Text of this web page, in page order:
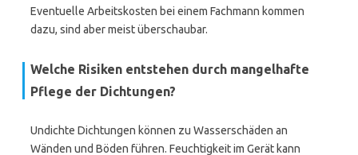
Eventuelle Arbeitskosten bei einem Fachmann kommen
dazu, sind aber meist überschaubar.
Welche Risiken entstehen durch mangelhafte
Pflege der Dichtungen?
Undichte Dichtungen können zu Wasserschäden an
Wänden und Böden führen. Feuchtigkeit im Gerät kann